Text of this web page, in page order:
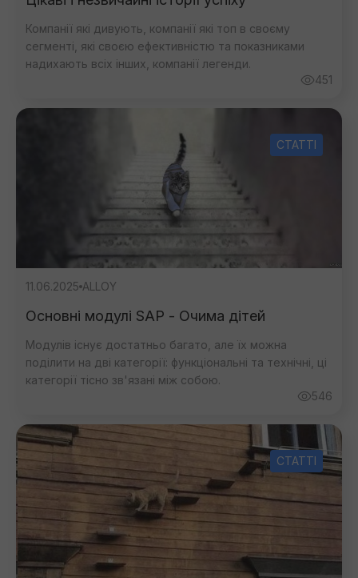
Компанії які дивують, компанії які топ в своєму
сегменті, які своєю ефективністю та показниками
надихають всіх інших, компанії легенди.
451
СТАТТІ
11.06.2025 ALLOY
Основні модулі SAP - Очима дітей
Модулів існує достатньо багато, але їх можна
поділити на дві категорії: функціональні та технічні, ці
категорії тісно зв'язані між собою.
546
СТАТТІ